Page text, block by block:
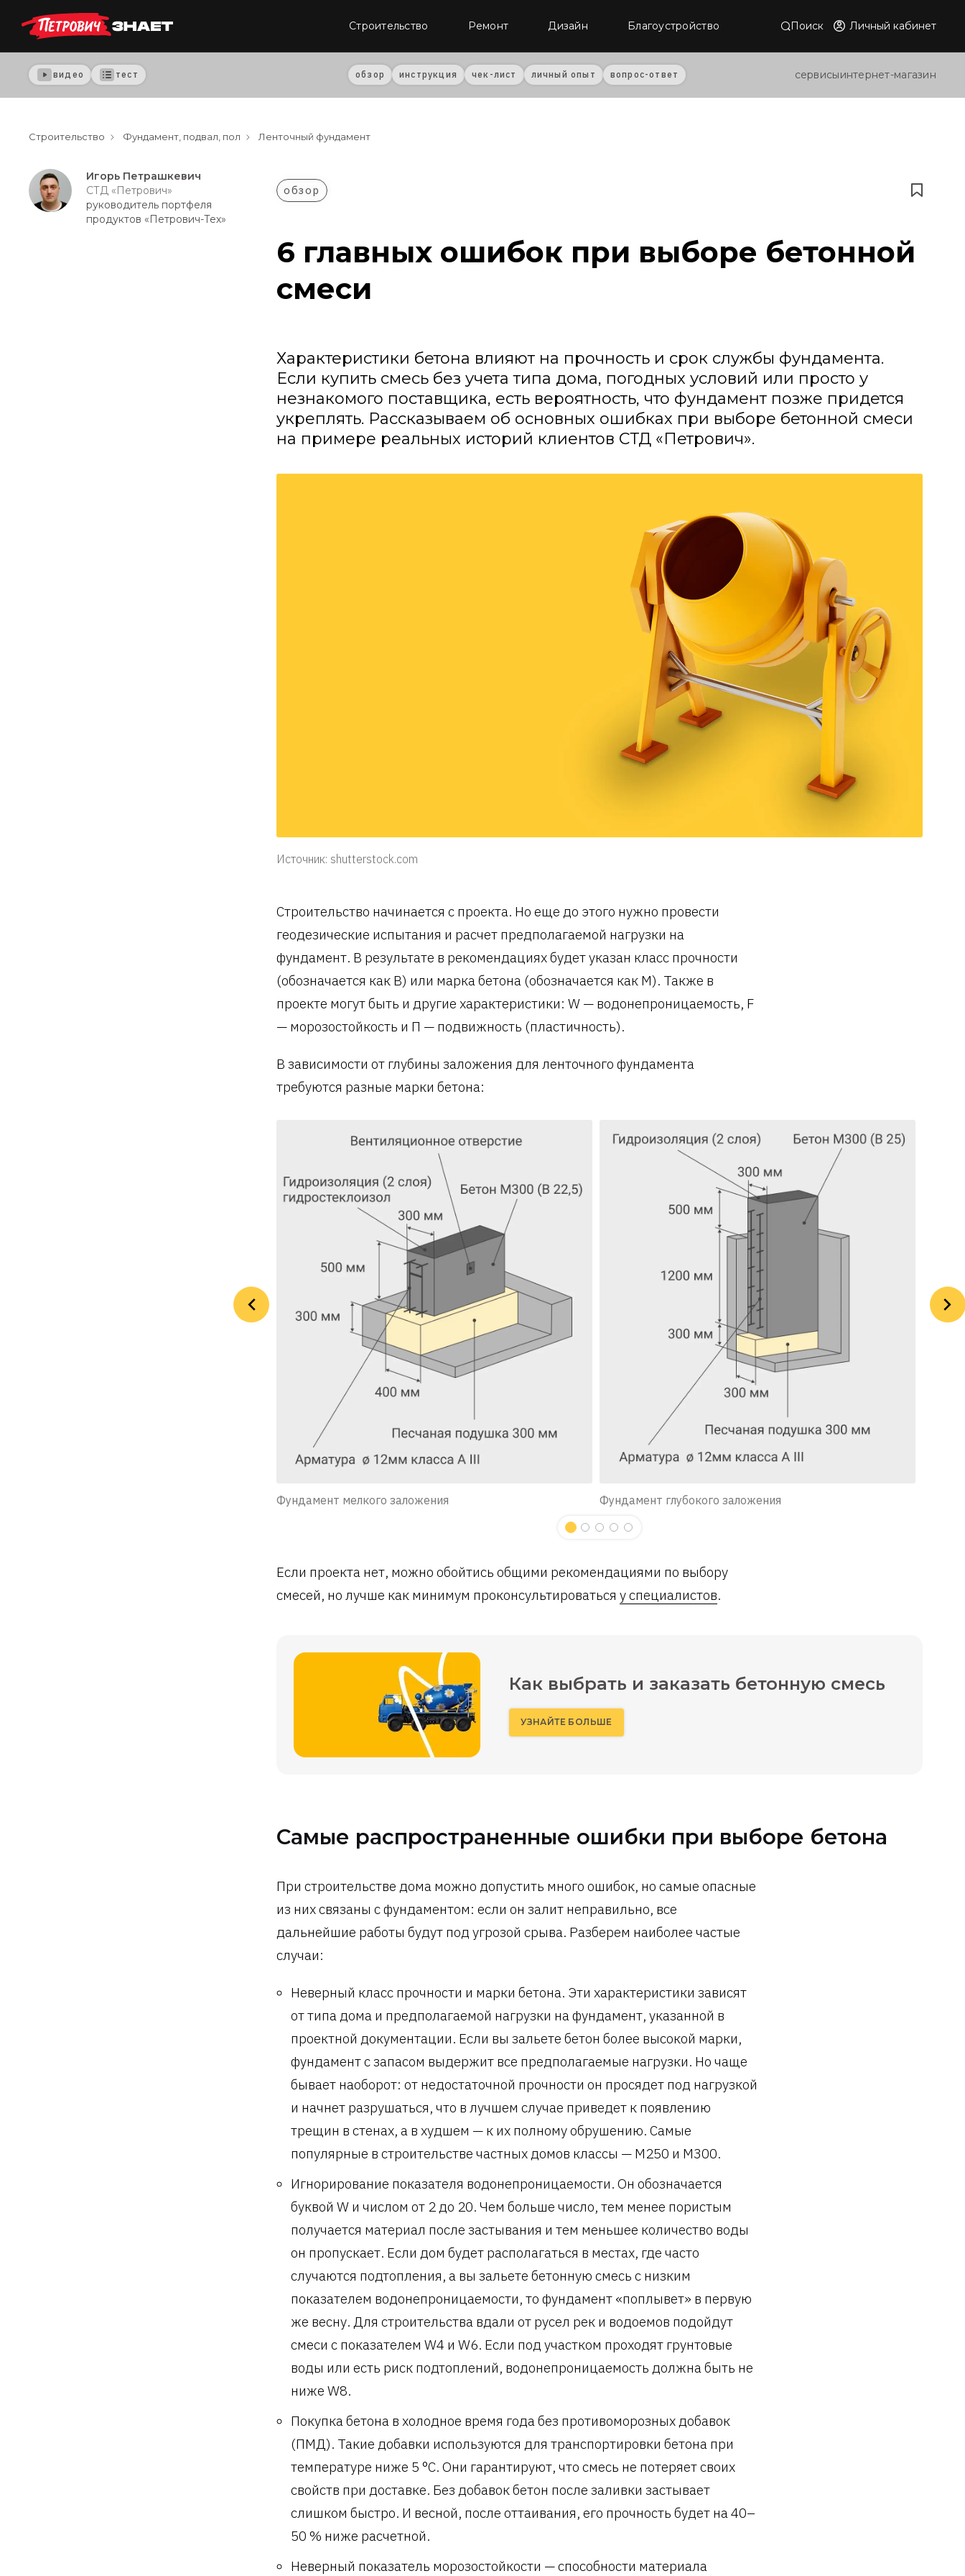
Строительство Ремонт Дизайн Благоустройство Поиск Личный кабинет
видео тест обзор инструкция чек-лист личный опыт вопрос-ответ сервисыинтернет-магазин
Строительство Фундамент, подвал, пол Ленточный фундамент
Игорь Петрашкевич
СТД «Петрович»
руководитель портфеля
продуктов «Петрович-Тех»
обзор
6 главных ошибок при выборе бетонной
смеси
Характеристики бетона влияют на прочность и срок службы фундамента.
Если купить смесь без учета типа дома, погодных условий или просто у
незнакомого поставщика, есть вероятность, что фундамент позже придется
укреплять. Рассказываем об основных ошибках при выборе бетонной смеси
на примере реальных историй клиентов СТД «Петрович».
Источник: shutterstock.com
Строительство начинается с проекта. Но еще до этого нужно провести
геодезические испытания и расчет предполагаемой нагрузки на
фундамент. В результате в рекомендациях будет указан класс прочности
(обозначается как B) или марка бетона (обозначается как М). Также в
проекте могут быть и другие характеристики: W — водонепроницаемость, F
— морозостойкость и П — подвижность (пластичность).
В зависимости от глубины заложения для ленточного фундамента
требуются разные марки бетона:
Фундамент мелкого заложения Фундамент глубокого заложения
Если проекта нет, можно обойтись общими рекомендациями по выбору
смесей, но лучше как минимум проконсультироваться у специалистов.
Как выбрать и заказать бетонную смесь
УЗНАЙТЕ БОЛЬШЕ
Самые распространенные ошибки при выборе бетона
При строительстве дома можно допустить много ошибок, но самые опасные
из них связаны с фундаментом: если он залит неправильно, все
дальнейшие работы будут под угрозой срыва. Разберем наиболее частые
случаи:
Неверный класс прочности и марки бетона. Эти характеристики зависят
от типа дома и предполагаемой нагрузки на фундамент, указанной в
проектной документации. Если вы зальете бетон более высокой марки,
фундамент с запасом выдержит все предполагаемые нагрузки. Но чаще
бывает наоборот: от недостаточной прочности он просядет под нагрузкой
и начнет разрушаться, что в лучшем случае приведет к появлению
трещин в стенах, а в худшем — к их полному обрушению. Самые
популярные в строительстве частных домов классы — М250 и М300.
Игнорирование показателя водонепроницаемости. Он обозначается
буквой W и числом от 2 до 20. Чем больше число, тем менее пористым
получается материал после застывания и тем меньшее количество воды
он пропускает. Если дом будет располагаться в местах, где часто
случаются подтопления, а вы зальете бетонную смесь с низким
показателем водонепроницаемости, то фундамент «поплывет» в первую
же весну. Для строительства вдали от русел рек и водоемов подойдут
смеси с показателем W4 и W6. Если под участком проходят грунтовые
воды или есть риск подтоплений, водонепроницаемость должна быть не
ниже W8.
Покупка бетона в холодное время года без противоморозных добавок
(ПМД). Такие добавки используются для транспортировки бетона при
температуре ниже 5 °C. Они гарантируют, что смесь не потеряет своих
свойств при доставке. Без добавок бетон после заливки застывает
слишком быстро. И весной, после оттаивания, его прочность будет на 40–
50 % ниже расчетной.
Неверный показатель морозостойкости — способности материала